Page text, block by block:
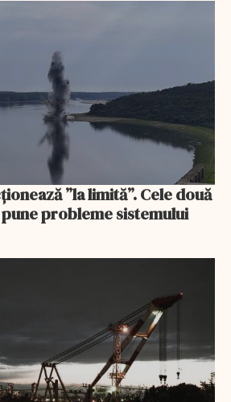
”la limită”. Cele două
probleme sistemului